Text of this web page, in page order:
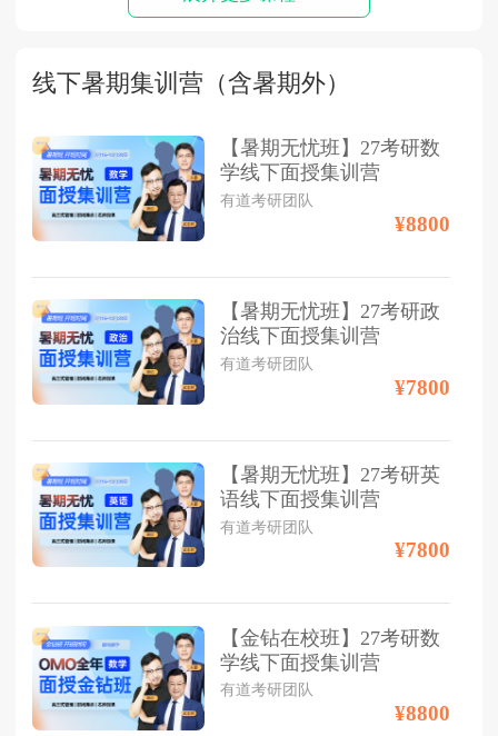
线下暑期集训营（含暑期外）
【暑期无忧班】27考研数
学线下面授集训营
有道考研团队
¥8800
【暑期无忧班】27考研政
治线下面授集训营
有道考研团队
¥7800
【暑期无忧班】27考研英
语线下面授集训营
有道考研团队
¥7800
【金钻在校班】27考研数
学线下面授集训营
有道考研团队
¥8800